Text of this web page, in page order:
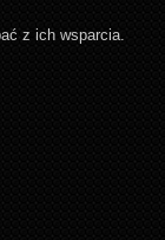
z ich wsparcia.